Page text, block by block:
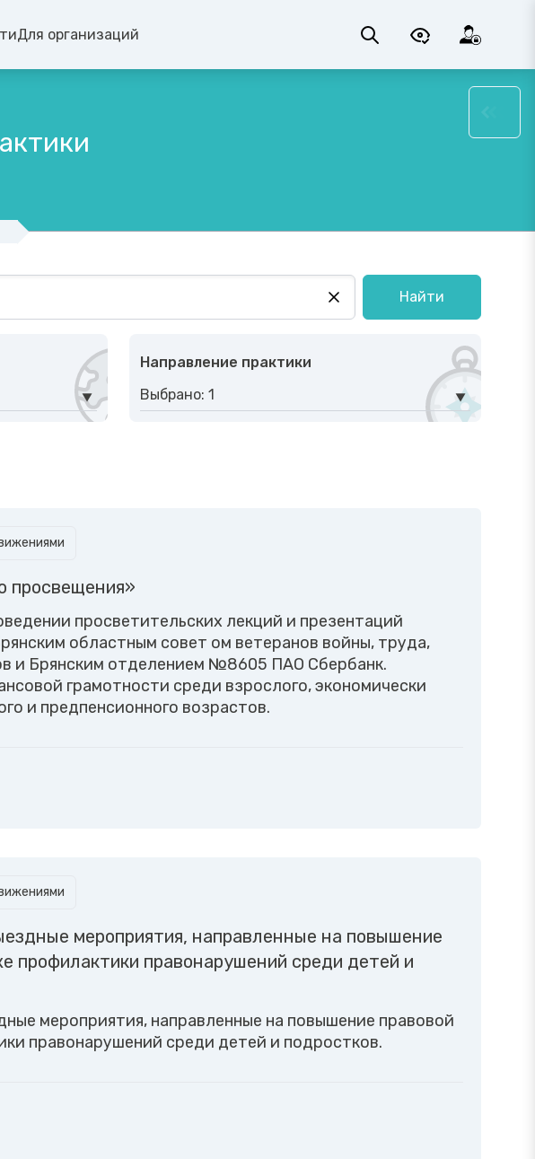
Для организаций
Найти
Направление практики
Выбрано: 1
просвещения»
просветительских лекций и презентаций
областным совет ом ветеранов войны, труда,
и Брянским отделением №8605 ПАО Сбербанк.
грамотности среди взрослого, экономически
и предпенсионного возрастов.
мероприятия, направленные на повышение
профилактики правонарушений среди детей и
мероприятия, направленные на повышение правовой
правонарушений среди детей и подростков.